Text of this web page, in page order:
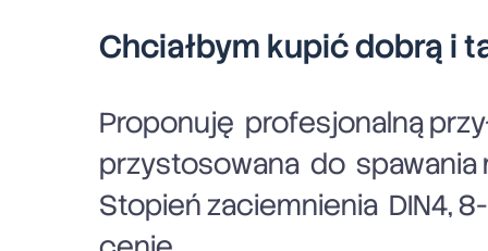
Chciałbym kupić dobrą i
Proponuję profesjonalną
przystosowana do spawania
Stopień zaciemnienia DIN4,